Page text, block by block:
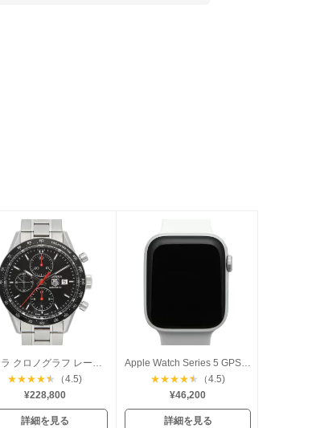
カレラ クロノグラフ レーシング
★★★★★
（4.5)
¥228,800
詳細を見る
Apple Watch Series 5 GPS 40mm
★★★★★
（4.5)
¥46,200
詳細を見る